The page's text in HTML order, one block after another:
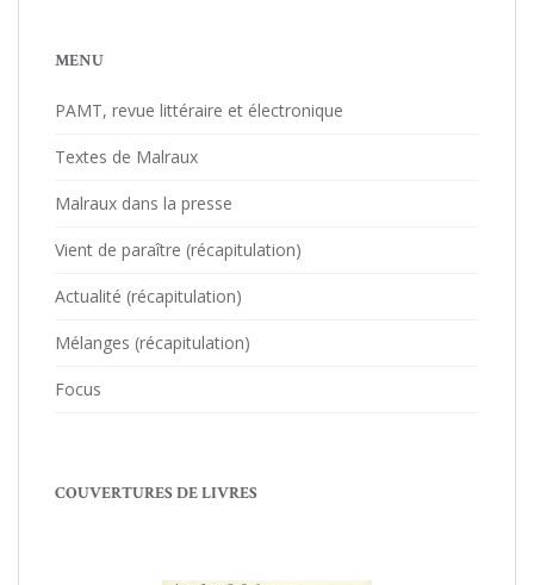
MENU
PAMT, revue littéraire et électronique
Textes de Malraux
Malraux dans la presse
Vient de paraître (récapitulation)
Actualité (récapitulation)
Mélanges (récapitulation)
Focus
COUVERTURES DE LIVRES